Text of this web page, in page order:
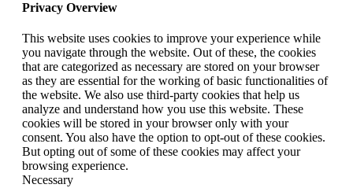
Privacy Overview
This website uses cookies to improve your experience while
you navigate through the website. Out of these, the cookies
that are categorized as necessary are stored on your browser
as they are essential for the working of basic functionalities of
the website. We also use third-party cookies that help us
analyze and understand how you use this website. These
cookies will be stored in your browser only with your
consent. You also have the option to opt-out of these cookies.
But opting out of some of these cookies may affect your
browsing experience.
Necessary